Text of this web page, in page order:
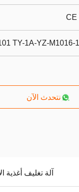
CE
TY-1A-YZ-M1016-
نتحدث الآن
آلة تغليف أغذية